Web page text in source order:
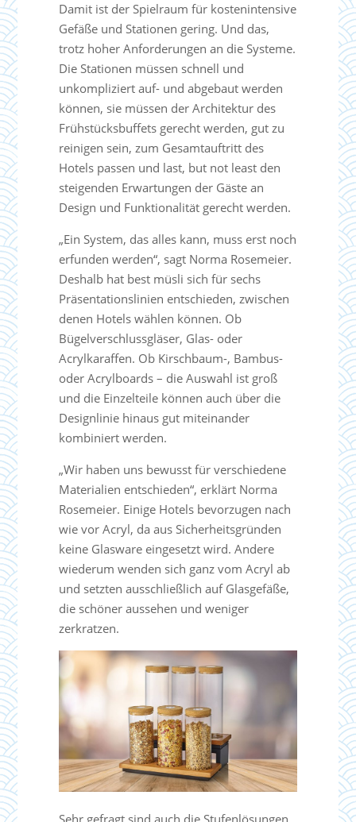
Damit ist der Spielraum für kostenintensive
Gefäße und Stationen gering. Und das,
trotz hoher Anforderungen an die Systeme.
Die Stationen müssen schnell und
unkompliziert auf- und abgebaut werden
können, sie müssen der Architektur des
Frühstücksbuffets gerecht werden, gut zu
reinigen sein, zum Gesamtauftritt des
Hotels passen und last, but not least den
steigenden Erwartungen der Gäste an
Design und Funktionalität gerecht werden.
„Ein System, das alles kann, muss erst noch
erfunden werden“, sagt Norma Rosemeier.
Deshalb hat best müsli sich für sechs
Präsentationslinien entschieden, zwischen
denen Hotels wählen können. Ob
Bügelverschlussgläser, Glas- oder
Acrylkaraffen. Ob Kirschbaum-, Bambus-
oder Acrylboards – die Auswahl ist groß
und die Einzelteile können auch über die
Designlinie hinaus gut miteinander
kombiniert werden.
„Wir haben uns bewusst für verschiedene
Materialien entschieden“, erklärt Norma
Rosemeier. Einige Hotels bevorzugen nach
wie vor Acryl, da aus Sicherheitsgründen
keine Glasware eingesetzt wird. Andere
wiederum wenden sich ganz vom Acryl ab
und setzten ausschließlich auf Glasgefäße,
die schöner aussehen und weniger
zerkratzen.
Sehr gefragt sind auch die Stufenlösungen